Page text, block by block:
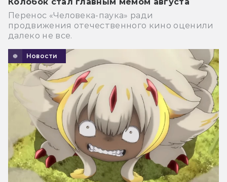
Колобок стал главным мемом августа
Перенос «Человека-паука» ради
продвижения отечественного кино оценили
далеко не все.
Новости